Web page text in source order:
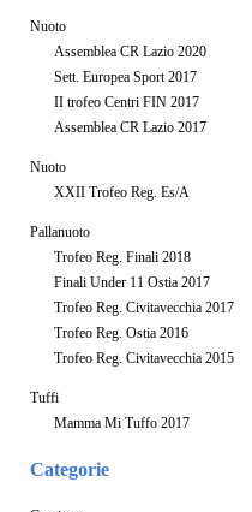
Nuoto
Assemblea CR Lazio 2020
Sett. Europea Sport 2017
II trofeo Centri FIN 2017
Assemblea CR Lazio 2017
Nuoto
XXII Trofeo Reg. Es/A
Pallanuoto
Trofeo Reg. Finali 2018
Finali Under 11 Ostia 2017
Trofeo Reg. Civitavecchia 2017
Trofeo Reg. Ostia 2016
Trofeo Reg. Civitavecchia 2015
Tuffi
Mamma Mi Tuffo 2017
Categorie